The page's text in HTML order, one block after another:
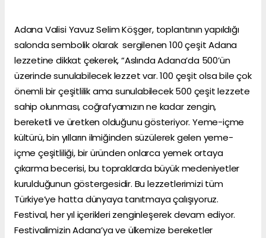
Adana Valisi Yavuz Selim Köşger, toplantının yapıldığı
salonda sembolik olarak sergilenen 100 çeşit Adana
lezzetine dikkat çekerek, “Aslında Adana’da 500’ün
üzerinde sunulabilecek lezzet var. 100 çeşit olsa bile çok
önemli bir çeşitlilik ama sunulabilecek 500 çeşit lezzete
sahip olunması, coğrafyamızın ne kadar zengin,
bereketli ve üretken olduğunu gösteriyor. Yeme-içme
kültürü, bin yılların ilmiğinden süzülerek gelen yeme-
içme çeşitliliği, bir üründen onlarca yemek ortaya
çıkarma becerisi, bu topraklarda büyük medeniyetler
kurulduğunun göstergesidir. Bu lezzetlerimizi tüm
Türkiye’ye hatta dünyaya tanıtmaya çalışıyoruz.
Festival, her yıl içerikleri zenginleşerek devam ediyor.
Festivalimizin Adana’ya ve ülkemize bereketler